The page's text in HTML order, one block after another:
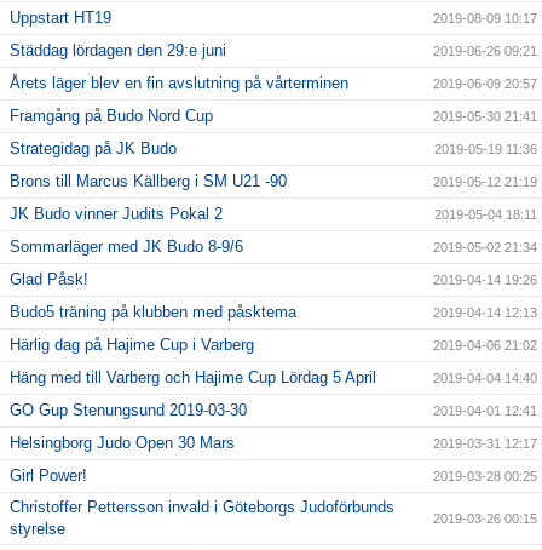
Uppstart HT19 2019-08-09 10:17
Städdag lördagen den 29:e juni 2019-06-26 09:21
Årets läger blev en fin avslutning på vårterminen 2019-06-09 20:57
Framgång på Budo Nord Cup 2019-05-30 21:41
Strategidag på JK Budo 2019-05-19 11:36
Brons till Marcus Källberg i SM U21 -90 2019-05-12 21:19
JK Budo vinner Judits Pokal 2 2019-05-04 18:11
Sommarläger med JK Budo 8-9/6 2019-05-02 21:34
Glad Påsk! 2019-04-14 19:26
Budo5 träning på klubben med påsktema 2019-04-14 12:13
Härlig dag på Hajime Cup i Varberg 2019-04-06 21:02
Häng med till Varberg och Hajime Cup Lördag 5 April 2019-04-04 14:40
GO Gup Stenungsund 2019-03-30 2019-04-01 12:41
Helsingborg Judo Open 30 Mars 2019-03-31 12:17
Girl Power! 2019-03-28 00:25
Christoffer Pettersson invald i Göteborgs Judoförbunds
styrelse
2019-03-26 00:15